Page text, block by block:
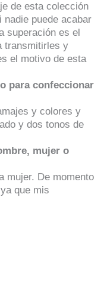
de esta colección
puede acabar
superación es el
transmitirles y
el motivo de esta
para confeccionar
y colores y
y dos tonos de
mujer o
mujer. De momento
a que mis